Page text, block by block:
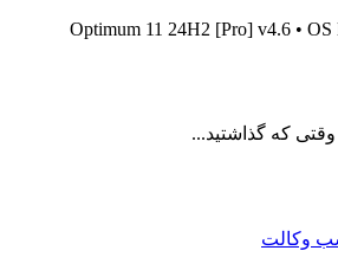
Optimum 11 24H2 [Pro] v4.6 •
که گذاشتید...
وکالت